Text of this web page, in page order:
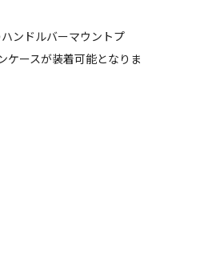
ンドルバーマウントプ
ケースが装着可能となりま